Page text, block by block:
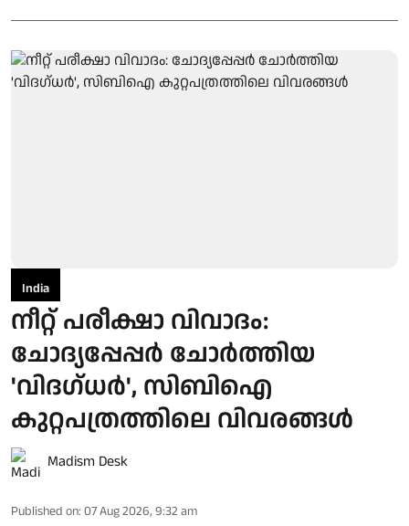
India
നീറ്റ് പരീക്ഷാ വിവാദം:
ചോദ്യപ്പേപ്പർ ചോർത്തിയ
'വിദഗ്ധർ', സിബിഐ
കുറ്റപത്രത്തിലെ വിവരങ്ങൾ
Madism Desk
Published on: 07 Aug 2026, 9:32 am